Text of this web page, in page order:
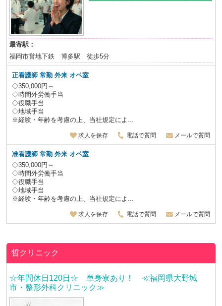
最寄駅：
福岡市営地下鉄 博多駅 徒歩5分
正看護師 常勤 外来 オペ室
◇350,000円～
◇時間外労働手当
◇役職手当
◇地域手当
※経験・年齢を考慮の上、当社規定によ...
求人を保存 電話で質問 メールで質問
准看護師 常勤 外来 オペ室
◇350,000円～
◇時間外労働手当
◇役職手当
◇地域手当
※経験・年齢を考慮の上、当社規定によ...
求人を保存 電話で質問 メールで質問
哲クリニック
☆年間休日120日☆ 単身寮あり！ ≪福岡県大野城
市・整形外科クリニック≫